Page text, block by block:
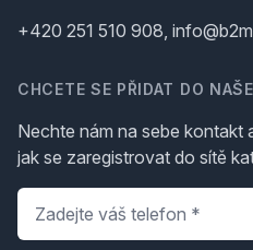
+420 251 510 908,
CHCETE SE PŘIDAT DO
Nechte nám na sebe kontakt
jak se zaregistrovat do sítě
Telefon